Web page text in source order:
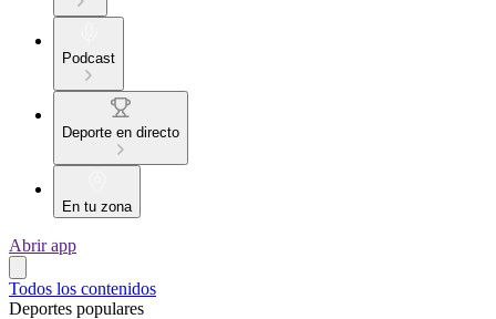
Podcast
Deporte en directo
En tu zona
Abrir app
Todos los contenidos
Deportes populares